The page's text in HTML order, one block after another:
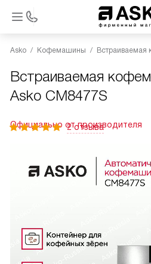
Asko Кофемашины Встраиваемая
Встраиваемая
Asko CM8477S
Официально от производителя
2 отзыва